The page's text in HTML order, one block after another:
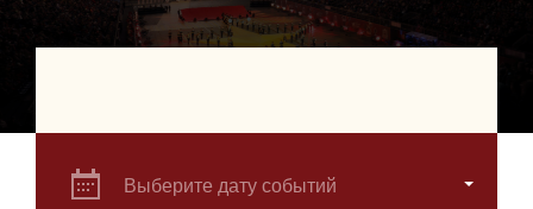
Выберите дату событий